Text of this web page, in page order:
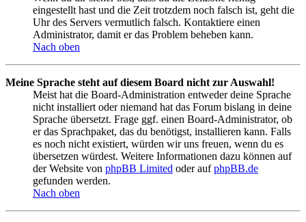
eingestellt hast und die Zeit trotzdem noch falsch ist, geht die
Uhr des Servers vermutlich falsch. Kontaktiere einen
Administrator, damit er das Problem beheben kann.
Nach oben
Meine Sprache steht auf diesem Board nicht zur Auswahl!
Meist hat die Board-Administration entweder deine Sprache
nicht installiert oder niemand hat das Forum bislang in deine
Sprache übersetzt. Frage ggf. einen Board-Administrator, ob
er das Sprachpaket, das du benötigst, installieren kann. Falls
es noch nicht existiert, würden wir uns freuen, wenn du es
übersetzen würdest. Weitere Informationen dazu können auf
der Website von phpBB Limited oder aufphpBB.de
gefunden werden.
Nach oben